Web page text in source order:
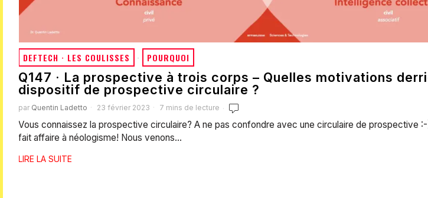
DEFTECH · LES COULISSES · POURQUOI
Q147 · La prospective à trois corps – Quelles motivations
dispositif de prospective circulaire ?
par Quentin Ladetto 23 février 2023 7 mins de lecture
Vous connaissez la prospective circulaire? A ne pas confondre avec une circulaire de prospective
fait affaire à néologisme! Nous venons…
LIRE LA SUITE